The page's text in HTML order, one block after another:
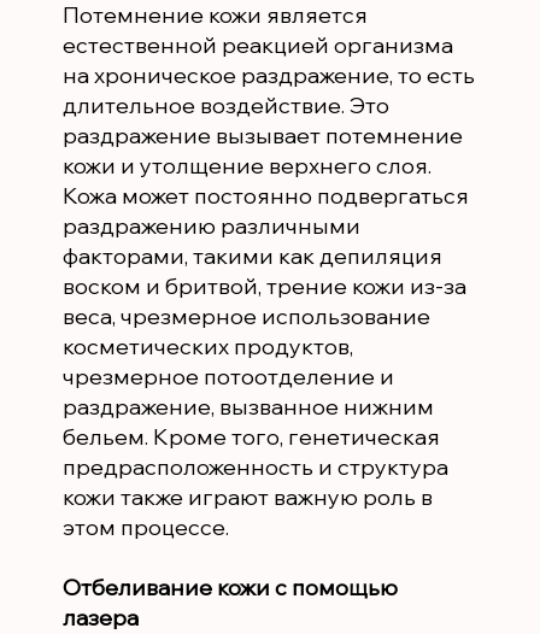
Потемнение кожи является
естественной реакцией организма
на хроническое раздражение, то есть
длительное воздействие. Это
раздражение вызывает потемнение
кожи и утолщение верхнего слоя.
Кожа может постоянно подвергаться
раздражению различными
факторами, такими как депиляция
воском и бритвой, трение кожи из-за
веса, чрезмерное использование
косметических продуктов,
чрезмерное потоотделение и
раздражение, вызванное нижним
бельем. Кроме того, генетическая
предрасположенность и структура
кожи также играют важную роль в
этом процессе.
Отбеливание кожи с помощью
лазера